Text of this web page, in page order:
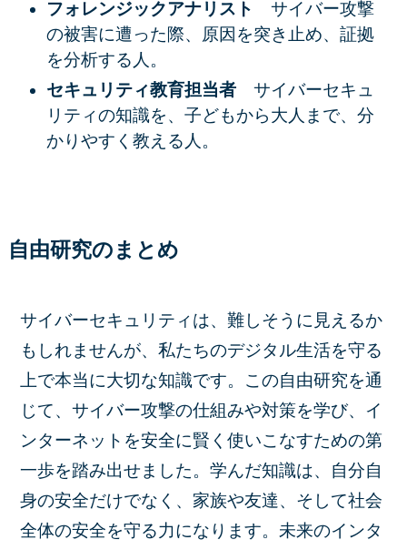
フォレンジックアナリスト サイバー攻撃
の被害に遭った際、原因を突き止め、証拠
を分析する人。
セキュリティ教育担当者 サイバーセキュ
リティの知識を、子どもから大人まで、分
かりやすく教える人。
自由研究のまとめ
サイバーセキュリティは、難しそうに見えるか
もしれませんが、私たちのデジタル生活を守る
上で本当に大切な知識です。この自由研究を通
じて、サイバー攻撃の仕組みや対策を学び、イ
ンターネットを安全に賢く使いこなすための第
一歩を踏み出せました。学んだ知識は、自分自
身の安全だけでなく、家族や友達、そして社会
全体の安全を守る力になります。未来のインタ